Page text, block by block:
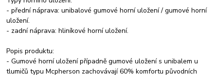
- přední náprava: unibalové gumové horní uložení / gumové horní
uložení.
- zadní náprava: hliníkové horní uložení.
Popis produktu:
- Gumové horní uložení případně gumové uložení s unibalem u
tlumičů typu Mcpherson zachovávají 60% komfortu původních